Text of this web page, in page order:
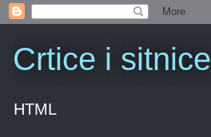
Crtice i sitnice
HTML